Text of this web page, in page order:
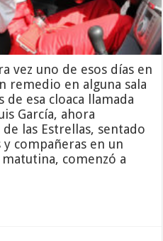
vez uno de esos días en
remedio en alguna sala
esa cloaca llamada
García, ahora
las Estrellas, sentado
compañeras en un
comenzó a